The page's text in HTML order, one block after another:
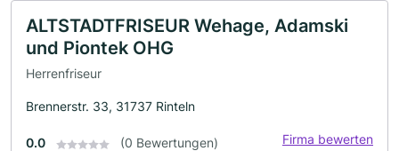
ALTSTADTFRISEUR Wehage, Adamski
und Piontek OHG
Herrenfriseur
Brennerstr. 33, 31737 Rinteln
0.0 (0 Bewertungen) Firma bewerten